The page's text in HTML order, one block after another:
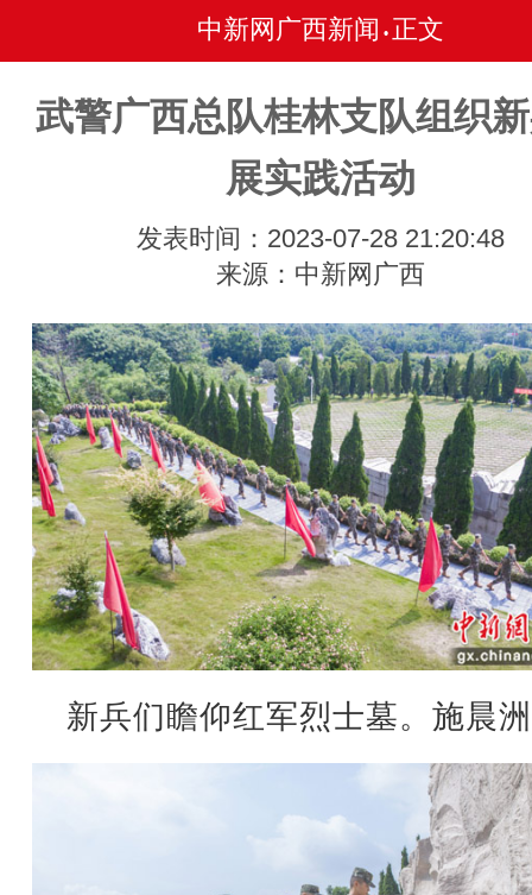
中新网广西新闻 • 正文
武警广西总队桂林支队组织
展实践活动
发表时间：2023-07-28 21:20:48
来源：中新网广西
新兵们瞻仰红军烈士墓。施晨